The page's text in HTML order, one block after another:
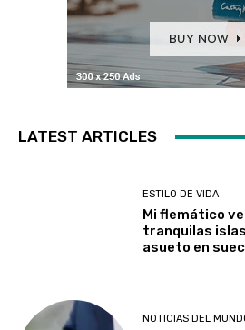
LATEST ARTICLES
ESTILO DE VIDA
Mi flemático
tranquilas
asueto en
NOTICIAS DEL